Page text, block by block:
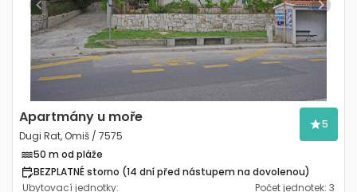
Previous Next
Apartmány u moře
Dugi Rat, Omiš / 7575
5
50 m od pláže
BEZPLATNÉ storno (14 dní před nástupem na dovolenou)
Ubytovací jednotky:
Počet jednotek: 3